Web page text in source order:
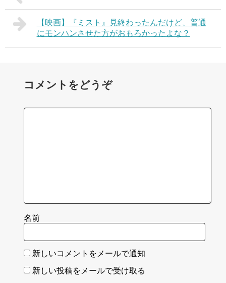
【映画】『ミスト』見終わったんだけど、普通
にモンハンさせた方がおもろかったよな？
コメントをどうぞ
名前
新しいコメントをメールで通知
新しい投稿をメールで受け取る